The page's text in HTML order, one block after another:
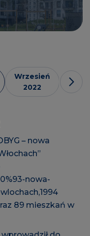
Wrzesień
2022
– nowa
nowa-
89 mieszkań w